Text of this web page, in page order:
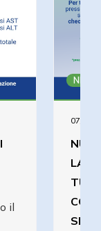
il
NEWS
07/07/